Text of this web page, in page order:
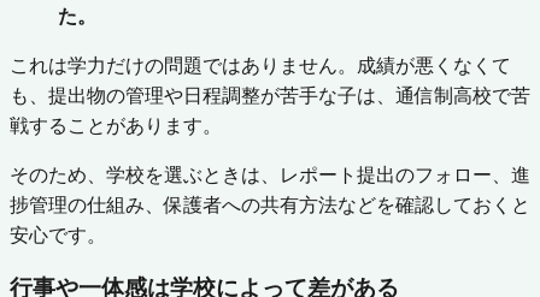
た。
これは学力だけの問題ではありません。成績が悪くなくて
も、提出物の管理や日程調整が苦手な子は、通信制高校で苦
戦することがあります。
そのため、学校を選ぶときは、レポート提出のフォロー、進
捗管理の仕組み、保護者への共有方法などを確認しておくと
安心です。
行事や一体感は学校によって差がある